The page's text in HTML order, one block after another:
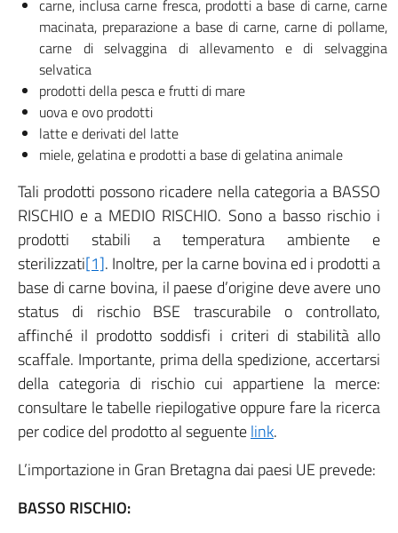
carne, inclusa carne fresca, prodotti a base di carne, carne
macinata, preparazione a base di carne, carne di pollame,
carne di selvaggina di allevamento e di selvaggina
selvatica
prodotti della pesca e frutti di mare
uova e ovo prodotti
latte e derivati del latte
miele, gelatina e prodotti a base di gelatina animale
Tali prodotti possono ricadere nella categoria a BASSO
RISCHIO e a MEDIO RISCHIO. Sono a basso rischio i
prodotti stabili a temperatura ambiente e
sterilizzati[1]. Inoltre, per la carne bovina ed i prodotti a
base di carne bovina, il paese d’origine deve avere uno
status di rischio BSE trascurabile o controllato,
affinché il prodotto soddisfi i criteri di stabilità allo
scaffale. Importante, prima della spedizione, accertarsi
della categoria di rischio cui appartiene la merce:
consultare le tabelle riepilogative oppure fare la ricerca
per codice del prodotto al seguentelink.
L’importazione in Gran Bretagna dai paesi UE prevede:
BASSO RISCHIO: